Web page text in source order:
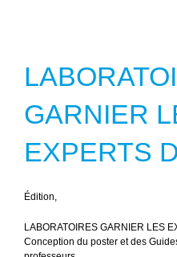
GARNIER
EXPERTS
Édition,
LABORATOIRES GARNIER LES
Conception du poster et des